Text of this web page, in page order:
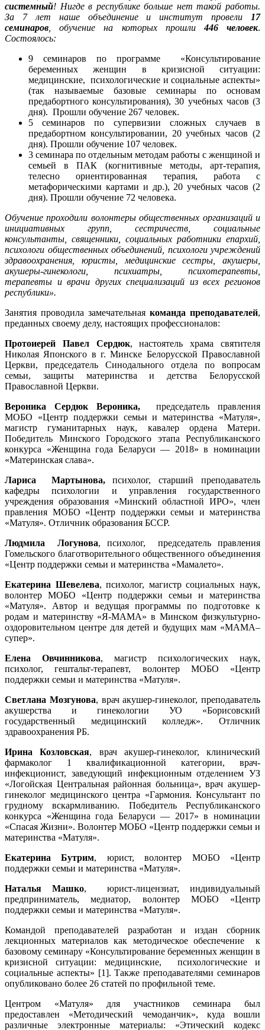
системный! Нигде в республике больше нет такой работы.
За 7 лет наше объединение и институт провели
17
семинаров , обучение на которых прошли446 человек.
Состоялось:
9 семинаров по программе «Консультирование
беременных женщин в кризисной ситуации:
медицинские, психологические и социальные аспекты»
(так называемые базовые семинары по основам
предабортного консультирования), 30 учебных часов (3
дня). Прошли обучение 267 человек.
5 семинаров по супервизии сложных случаев в
предабортном консультировании, 20 учебных часов (2
дня). Прошли обучение 107 человек.
3 семинара по отдельным методам работы с женщиной и
семьей в ПАК (когнитивные методы, арт-терапия,
телесно ориентированная терапия, работа с
метафорическими картами и др.), 20 учебных часов (2
дня). Прошли обучение 72 человека.
Обучение проходили волонтеры общественных организаций и
инициативных групп, сестричеств, социальные
консультанты, священники, социальных работники епархий,
психологи общественных объединений, психологи учреждений
здравоохранения, юристы, медицинские сестры, акушеры,
акушеры-гинекологи, психиатры, психотерапевты,
терапевты и врачи других специализаций из всех регионов
республики».
Занятия проводила замечательная команда преподавателей,
преданных своему делу, настоящих профессионалов:
Протоиерей Павел Сердюк, настоятель храма святителя
Николая Японского в г. Минске Белорусской Православной
Церкви, председатель Синодального отдела по вопросам
семьи, защиты материнства и детства Белорусской
Православной Церкви.
Вероника Сердюк Вероника,
председатель правления
МОБО «Центр поддержки семьи и материнства «Матуля»,
магистр гуманитарных наук, кавалер ордена Матери.
Победитель Минского Городского этапа Республиканского
конкурса «Женщина года Беларуси — 2018» в номинации
«Материнская слава».
Лариса Мартынова,психолог, старший преподаватель
кафедры психологии и управления государственного
учреждения образования «Минский областной ИРО», член
правления МОБО «Центр поддержки семьи и материнства
«Матуля». Отличник образования БССР.
Людмила Логунова, психолог, председатель правления
Гомельского благотворительного общественного объединения
«Центр поддержки семьи и материнства «Мамалето».
Екатерина Шевелева, психолог, магистр социальных наук,
волонтер МОБО «Центр поддержки семьи и материнства
«Матуля». Автор и ведущая программы по подготовке к
родам и материнству «Я-МАМА» в Минском физкультурно-
оздоровительном центре для детей и будущих мам «МАМА–
супер».
Елена Овчинникова, магистр психологических наук,
психолог, гештальт-терапевт, волонтер МОБО «Центр
поддержки семьи и материнства «Матуля».
Светлана Мозгунова, врач акушер-гинеколог, преподаватель
акушерства и гинекологии УО «Борисовский
государственный медицинский колледж». Отличник
здравоохранения РБ.
Ирина Козловская, врач акушер-гинеколог, клинический
фармаколог 1 квалификационной категории, врач-
инфекционист, заведующий инфекционным отделением УЗ
«Логойская Центральная районная больница», врач акушер-
гинеколог медицинского центра «Гармония. Консультант по
грудному вскармливанию. Победитель Республиканского
конкурса «Женщина года Беларуси — 2017» в номинации
«Спасая Жизни». Волонтер МОБО «Центр поддержки семьи и
материнства «Матуля».
Екатерина Бутрим, юрист, волонтер МОБО «Центр
поддержки семьи и материнства «Матуля».
Наталья Машко, юрист-лицензиат, индивидуальный
предприниматель, медиатор, волонтер МОБО «Центр
поддержки семьи и материнства «Матуля».
Командой преподавателей разработан и издан сборник
лекционных материалов как методическое обеспечение к
базовому семинару «Консультирование беременных женщин в
кризисной ситуации: медицинские, психологические и
социальные аспекты» [1]. Также преподавателями семинаров
опубликовано более 26 статей по профильной теме.
Центром «Матуля» для участников семинара был
предоставлен «Методический чемоданчик», куда вошли
различные электронные материалы: «Этический кодекс